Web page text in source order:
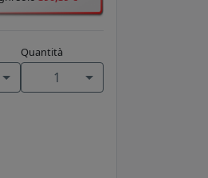
Quantità
1